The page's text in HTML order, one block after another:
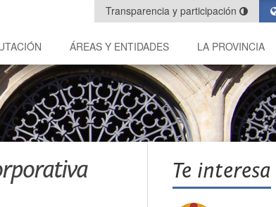
Transparencia y participación
ÁREAS Y ENTIDADES LA PROVINCIA
Te interesa